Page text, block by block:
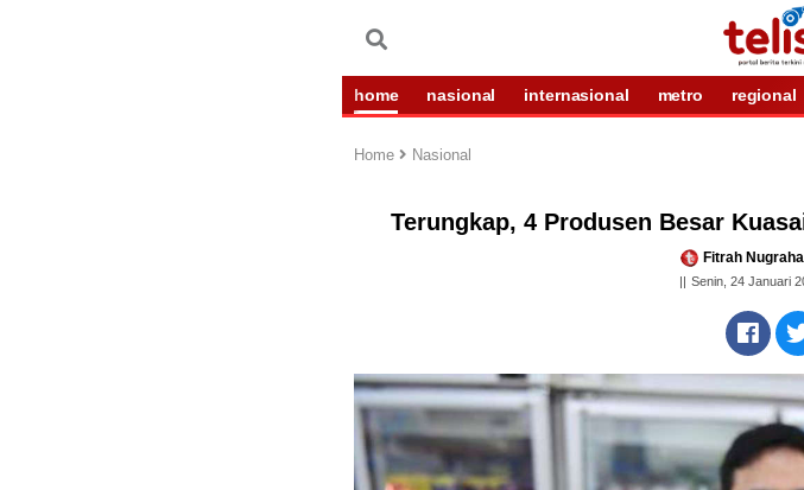
home nasional internasional metro regional
Home Nasional
Terungkap, 4 Produsen Besar
Fitrah Nugraha
Senin, 24 Januari